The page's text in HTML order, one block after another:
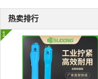
热卖排行